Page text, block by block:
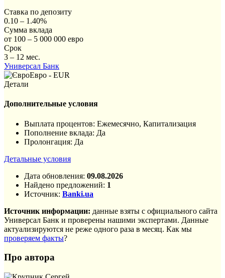
Ставка по депозиту
0.10 – 1.40%
Сумма вклада
от 100 – 5 000 000 евро
Срок
3 – 12 мес.
Универсал Банк
Евро - EUR
Детали
Дополнительные условия
Выплата процентов: Ежемесячно, Капитализация
Пополнение вклада: Да
Пролонгация: Да
Детальные условия
Дата обновления: 09.08.2026
Найдено предложений: 1
Источник: Banki.ua
Источник информации: данные взяты с официального сайта
Универсал Банк и проверены нашими экспертами. Данные
актуализируются не реже одного раза в месяц. Как мы
проверяем факты?
Про автора